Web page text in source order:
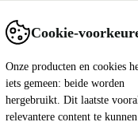
Cookie-
Onze producten en cookies
iets gemeen: beide worden
hergebruikt. Dit laatste
relevantere content te
Verkopen Support
Laptops Tablets